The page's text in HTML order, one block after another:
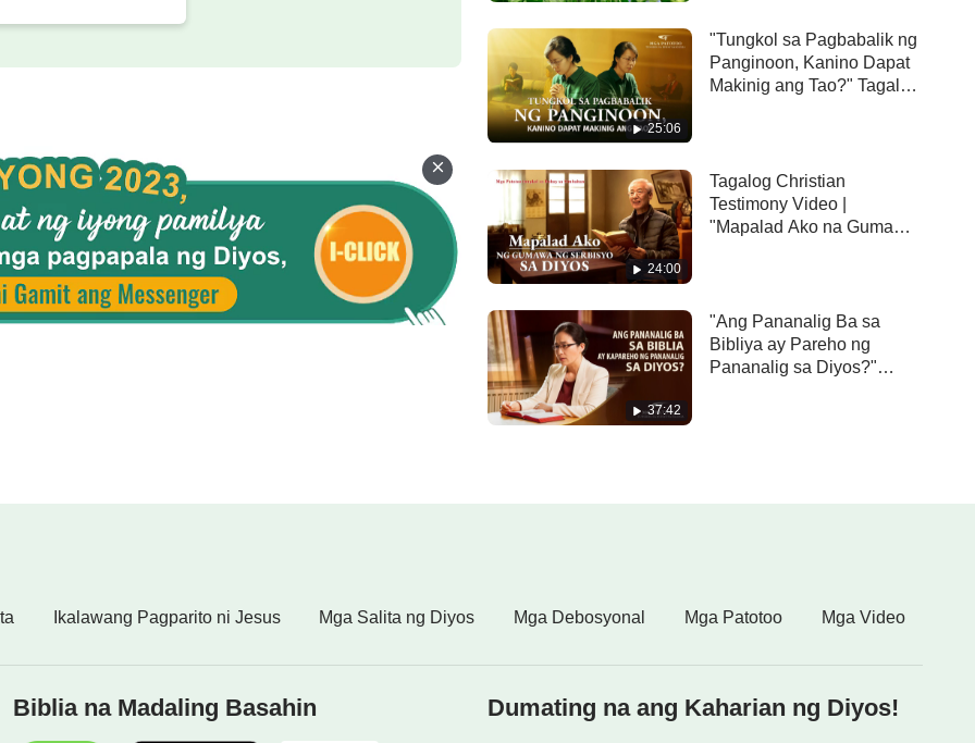
25:06
"Tungkol sa Pagbabalik ng
Panginoon, Kanino Dapat
Makinig ang Tao?" Tagalog
24:00
Tagalog Christian
Testimony Video |
"Mapalad Ako na Gumawa
37:42
"Ang Pananalig Ba sa
Bibliya ay Pareho ng
Pananalig sa Diyos?"
Ikalawang Pagparito ni Jesus Mga Salita ng Diyos Mga Debosyonal Mga Patotoo Mga Video
Biblia na Madaling Basahin Dumating na ang Kaharian ng Diyos!